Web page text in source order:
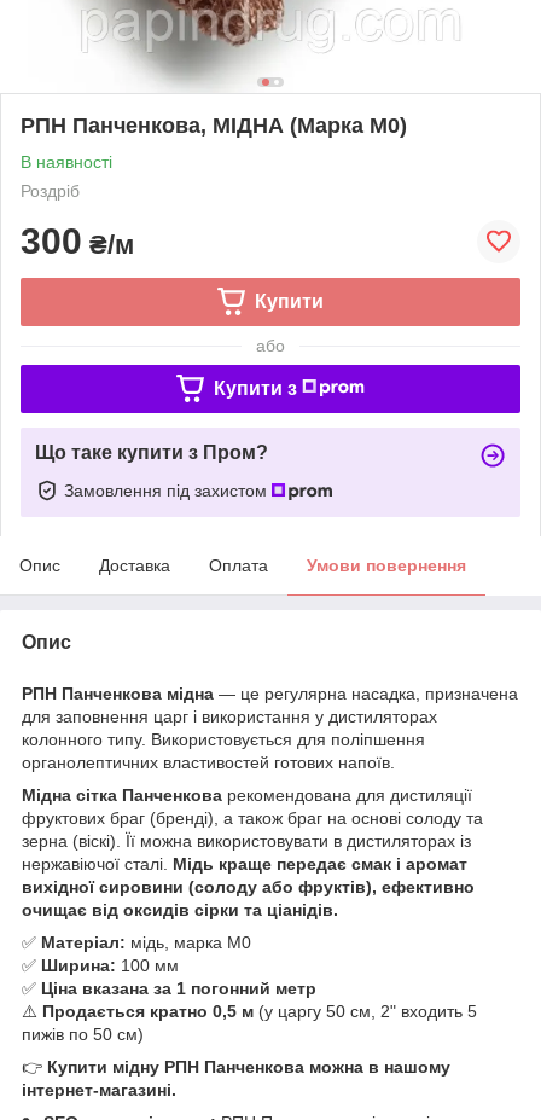
РПН Панченкова, МІДНА (Марка М0)
В наявності
Роздріб
300 ₴/м
Купити
або
Купити з
Що таке купити з Пром?
Замовлення під захистом
Опис Доставка Оплата Умови повернення
Опис
РПН Панченкова мідна — це регулярна насадка, призначена
для заповнення царг і використання у дистиляторах
колонного типу. Використовується для поліпшення
органолептичних властивостей готових напоїв.
Мідна сітка Панченкова рекомендована для дистиляції
фруктових браг (бренді), а також браг на основі солоду та
зерна (віскі). Її можна використовувати в дистиляторах із
нержавіючої сталі. Мідь краще передає смак і аромат
вихідної сировини (солоду або фруктів), ефективно
очищає від оксидів сірки та ціанідів.
✅ Матеріал: мідь, марка М0
✅ Ширина: 100 мм
✅ Ціна вказана за 1 погонний метр
⚠️ Продається кратно 0,5 м (у царгу 50 см, 2" входить 5
пижів по 50 см)
👉 Купити мідну РПН Панченкова можна в нашому
інтернет-магазині.